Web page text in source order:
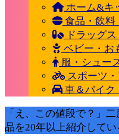
ホーム&キ
食品・飲料
ドラッグ
ベビー・お
服・シュー
スポーツ
車＆バイク
「え、この値段で？」
品を20年以上紹介して